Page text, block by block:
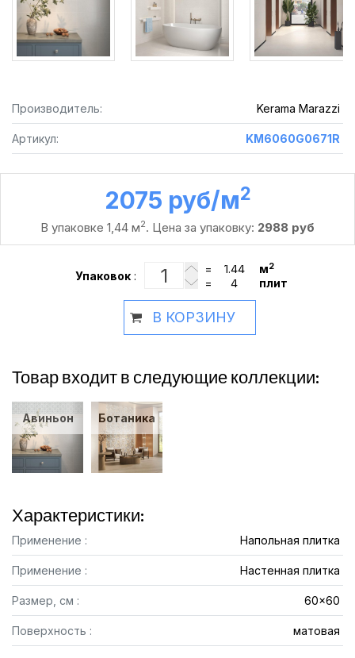
Производитель: Kerama Marazzi
Артикул: KM6060G0671R
2075 руб /м2
В упаковке 1,44 м2. Цена за упаковку: 2988 руб
Упаковок :
= м2
= плит
В КОРЗИНУ
Товар входит в следующие коллекции:
Авиньон Ботаника
Характеристики:
Применение : Напольная плитка
Применение : Настенная плитка
Размер, см : 60x60
Поверхность : матовая